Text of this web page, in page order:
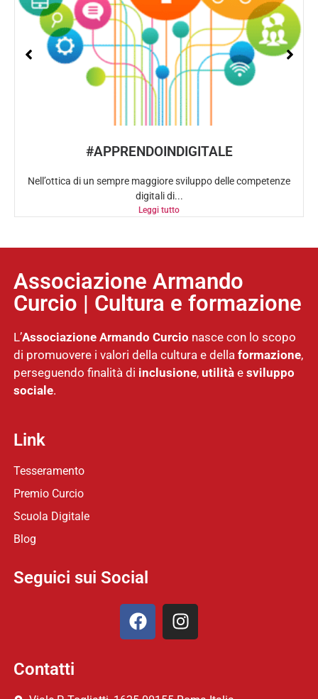
#APPRENDOINDIGITALE
Nell’ottica di un sempre maggiore sviluppo delle competenze
digitali di...
Leggi tutto
Associazione Armando
Curcio | Cultura e formazione
L’Associazione Armando Curcio nasce con lo scopo
di promuovere i valori della cultura e della formazione,
perseguendo finalità di inclusione, utilitàe sviluppo
sociale.
Link
Tesseramento
Premio Curcio
Scuola Digitale
Blog
Seguici sui Social
Contatti